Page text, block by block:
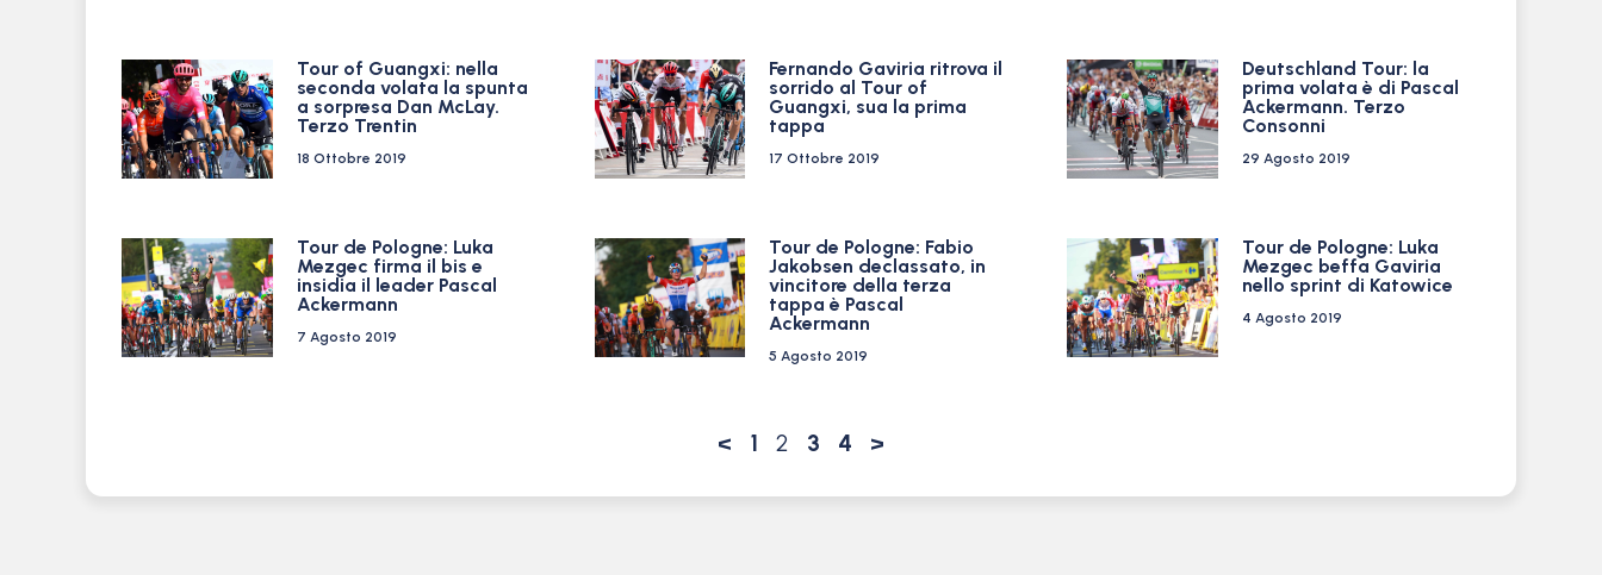
Tour of Guangxi: nella
seconda volata la spunta
a sorpresa Dan McLay.
Terzo Trentin
18 Ottobre 2019
Fernando Gaviria ritrova il
sorrido al Tour of
Guangxi, sua la prima
tappa
17 Ottobre 2019
Deutschland Tour: la
prima volata è di Pascal
Ackermann. Terzo
Consonni
29 Agosto 2019
Tour de Pologne: Luka
Mezgec firma il bis e
insidia il leader Pascal
Ackermann
7 Agosto 2019
Tour de Pologne: Fabio
Jakobsen declassato, in
vincitore della terza
tappa è Pascal
Ackermann
5 Agosto 2019
Tour de Pologne: Luka
Mezgec beffa Gaviria
nello sprint di Katowice
4 Agosto 2019
< 1 2 3 4 >